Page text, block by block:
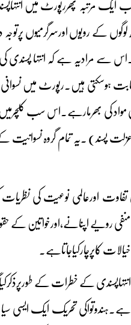
ایک مرتبہ پھررپورٹ میں
لوگوں کے رویوں اورسرگرمیوں
سے مرادیہ ہے کہ انتہا پسندی
ثابت ہوسکتی ہیں۔رپورٹ میں
مواد کی بھرمارہے۔اس سب
پسند) ۔یہ تمام گروہ نسوانیت
اورعالمی نوعیت کی نظریات
رویے اپنانے،اورخواتین کے
کاپرچارکیاجاتاہے۔
تحریک ایک